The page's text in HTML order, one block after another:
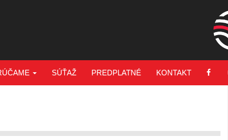
SÚŤAŽ PREDPLATNÉ KONTAKT